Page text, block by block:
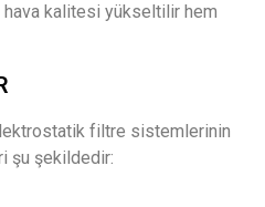
hava kalitesi yükseltilir hem
filtre sistemlerinin
şu şekildedir: